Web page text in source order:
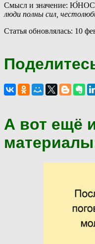
Смысл и значение:
люди полны сил,
Статья обновлялась: 10
А вот ещё